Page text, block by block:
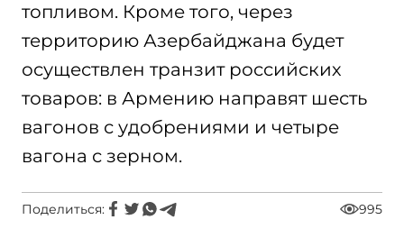
топливом. Кроме того, через
территорию Азербайджана будет
осуществлен транзит российских
товаров: в Армению направят шесть
вагонов с удобрениями и четыре
вагона с зерном.
Поделиться: 995